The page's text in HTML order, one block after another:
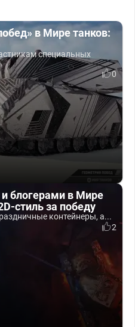
в Мире танков:
специальных
0
блогерами в Мире
стиль за победу
контейнеры, а...
2